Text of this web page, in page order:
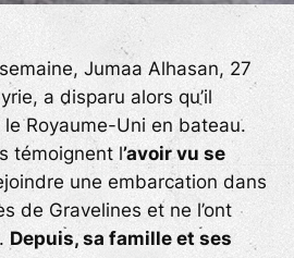
Jumaa Alhasan, 27
a disparu alors qu’il
Royaume-Uni en bateau.
témoignent l’avoir vu se
une embarcation dans
de Gravelines et ne l’ont
Depuis, sa famille et ses